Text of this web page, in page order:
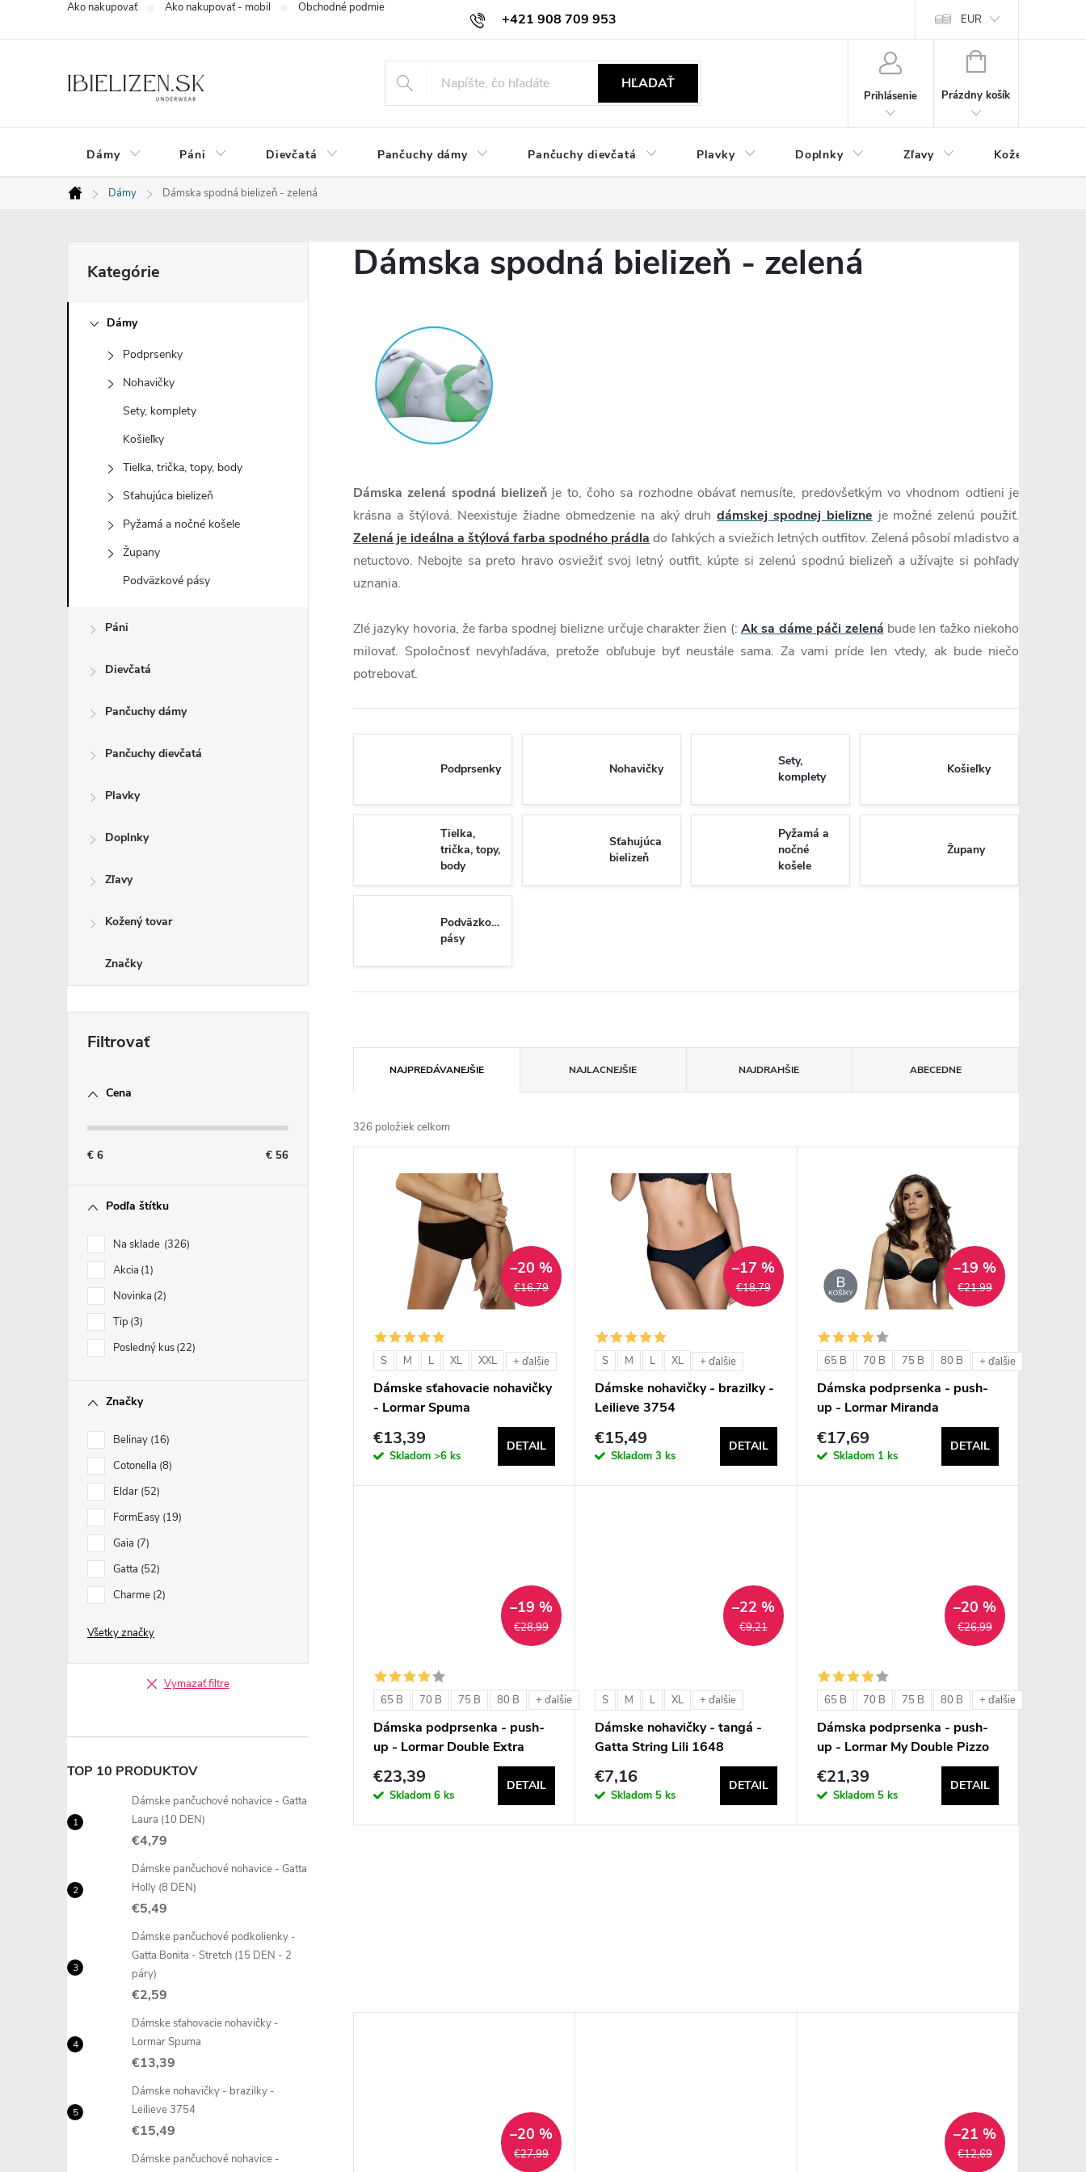
+421 908 709 953
objednavky@ibielizen.sk
Ako nakupovať Ako nakupovať - mobil Obchodné podmienky
EUR
HĽADAŤ
Prihlásenie
NÁKUPNÝ
Prázdny košík
Dámy Páni Dievčatá Pančuchy dámy Pančuchy dievčatá Plavky Doplnky Zľavy Kožený tovar
Domov
Dámy Dámska spodná bielizeň - zelená
o
kategórie
Kategórie
Dámy
Podprsenky
Nohavičky
Sety, komplety
Košieľky
Tielka, trička, topy, body
Sťahujúca bielizeň
Pyžamá a nočné košele
Župany
Podväzkové pásy
Páni
Dievčatá
Pančuchy dámy
Pančuchy dievčatá
Plavky
Doplnky
Zľavy
Kožený tovar
Značky
Cena
€ 6 € 56
Podľa štítku
Na sklade 326
Akcia 1
Novinka 2
Tip 3
Posledný kus 22
Značky
Belinay 16
Cotonella 8
Eldar 52
FormEasy 19
Gaia 7
Gatta 52
Charme 2
Všetky značky
Vymazať filtre
TOP 10 PRODUKTOV
Dámske pančuchové nohavice - Gatta
Laura (10 DEN)
€4,79
Dámske pančuchové nohavice - Gatta
Holly (8 DEN)
€5,49
Dámske pančuchové podkolienky -
Gatta Bonita - Stretch (15 DEN - 2
páry)
€2,59
Dámske sťahovacie nohavičky -
Lormar Spuma
€13,39
Dámske nohavičky - brazilky -
Leilieve 3754
€15,49
Dámske pančuchové nohavice -
Dámska spodná bielizeň - zelená
Dámska zelená spodná bielizeň je to, čoho sa rozhodne obávať nemusíte, predovšetkým vo vhodnom odtieni je
krásna a štýlová. Neexistuje žiadne obmedzenie na aký druhdámskej spodnej bielizne je možné zelenú použiť.
Zelená je ideálna a štýlová farba spodného prádla do ľahkých a sviežich letných outfitov. Zelená pôsobí mladistvo a
netuctovo. Nebojte sa preto hravo osviežiť svoj letný outfit, kúpte si zelenú spodnú bielizeň a užívajte si pohľady
uznania.
Zlé jazyky hovoria, že farba spodnej bielizne určuje charakter žien (:Ak sa dáme páči zelená bude len ťažko niekoho
milovať. Spoločnosť nevyhľadáva, pretože obľubuje byť neustále sama. Za vami príde len vtedy, ak bude niečo
potrebovať.
Podprsenky Nohavičky
Sety,
komplety
Košieľky
Tielka,
trička, topy,
body
Sťahujúca
bielizeň
Pyžamá a
nočné
košele
Župany
Podväzkové
pásy
a
d
NAJPREDÁVANEJŠIE NAJLACNEJŠIE NAJDRAHŠIE ABECEDNE
326 položiek celkom
d
€16,79
–20 %
S M L XL XXL + ďalšie
Dámske sťahovacie nohavičky
- Lormar Spuma
€13,39
Skladom >6 ks
DETAIL
€18,79
–17 %
S M L XL + ďalšie
Dámske nohavičky - brazilky -
Leilieve 3754
€15,49
Skladom3 ks
DETAIL
€21,99
–19 %
65 B 70 B 75 B 80 B + ďalšie
Dámska podprsenka - push-
up - Lormar Miranda
€17,69
Skladom 1 ks
DETAIL
€28,99
–19 %
65 B 70 B 75 B 80 B + ďalšie
Dámska podprsenka - push-
up - Lormar Double Extra
€23,39
Skladom 6 ks
DETAIL
€9,21
–22 %
S M L XL + ďalšie
Dámske nohavičky - tangá -
Gatta String Lili 1648
€7,16
Skladom 5 ks
DETAIL
€26,99
–20 %
65 B 70 B 75 B 80 B + ďalšie
Dámska podprsenka - push-
up - Lormar My Double Pizzo
€21,39
Skladom 5 ks
DETAIL
€27,99
–20 %
€12,69
–21 %